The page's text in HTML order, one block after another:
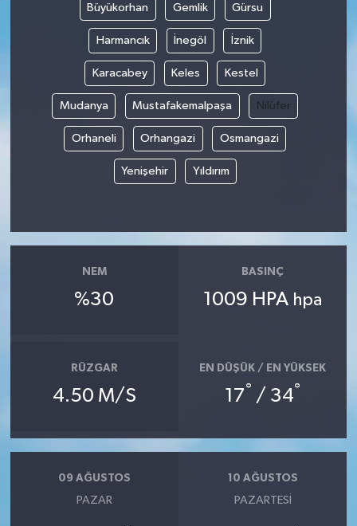
Büyükorhan Gemlik Gürsu
Harmancık İnegöl İznik
Karacabey Keles Kestel
Mudanya Mustafakemalpaşa Nilüfer
Orhaneli Orhangazi Osmangazi
Yenişehir Yıldırım
NEM
%30
BASINÇ
1009 HPA hpa
RÜZGAR
4.50 M/S
EN DÜŞÜK / EN YÜKSEK
17° / 34°
09 AĞUSTOS
PAZAR
10 AĞUSTOS
PAZARTESI
Bilim, Teknoloji